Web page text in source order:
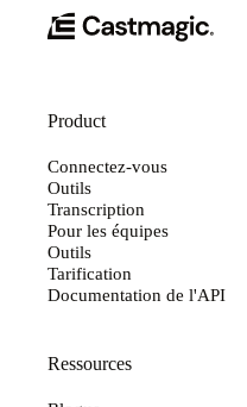
Product
Connectez-vous
Outils
Transcription
Pour les équipes
Outils
Tarification
Documentation de l'API
Ressources